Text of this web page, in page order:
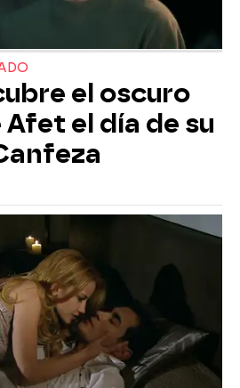
el oscuro
el día de su